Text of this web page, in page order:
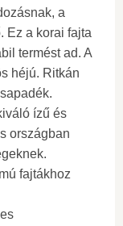
a
Ez a korai fajta
termést ad. A
héjú. Ritkán
ízű és
országban
fajtákhoz